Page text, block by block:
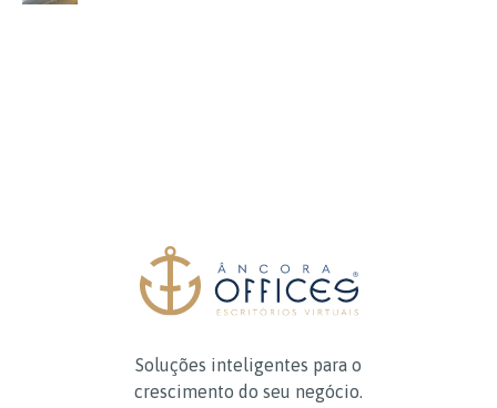
Soluções inteligentes para o
crescimento do seu negócio.